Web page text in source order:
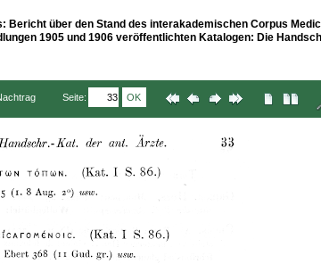
Bericht über den Stand des interakademischen Corpus
1905 und 1906 veröffentlichten Katalogen: Die
Seite: OK